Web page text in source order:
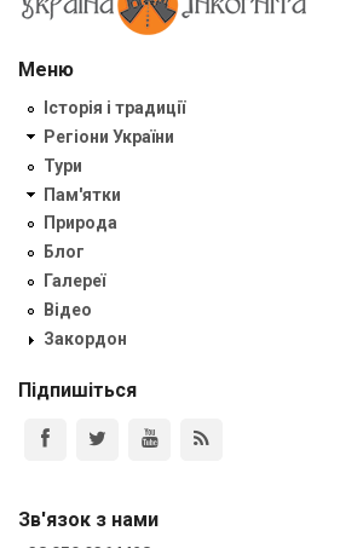
Меню
Історія і традиції
Регіони України
Тури
Пам'ятки
Природа
Блог
Галереї
Відео
Закордон
Підпишіться
Зв'язок з нами